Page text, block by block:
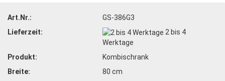
Art.Nr.:
GS-386G3
Lieferzeit:
2 bis 4
Werktage
Produkt:
Kombischrank
Breite:
80 cm